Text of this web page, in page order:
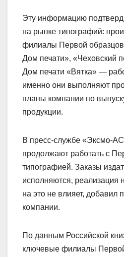
Эту информацию
на рынке типографий:
филиалы Первой
Дом печати», «Чеховский
Дом печати «Вятка» —
именно они выполняют
планы компании по
продукции.
В пресс-службе «Эксмо-
продолжают работать с
типографией. Заказы
исполняются, реализация
на это не влияет, добавил
компании.
По данным Российской
ключевые филиалы